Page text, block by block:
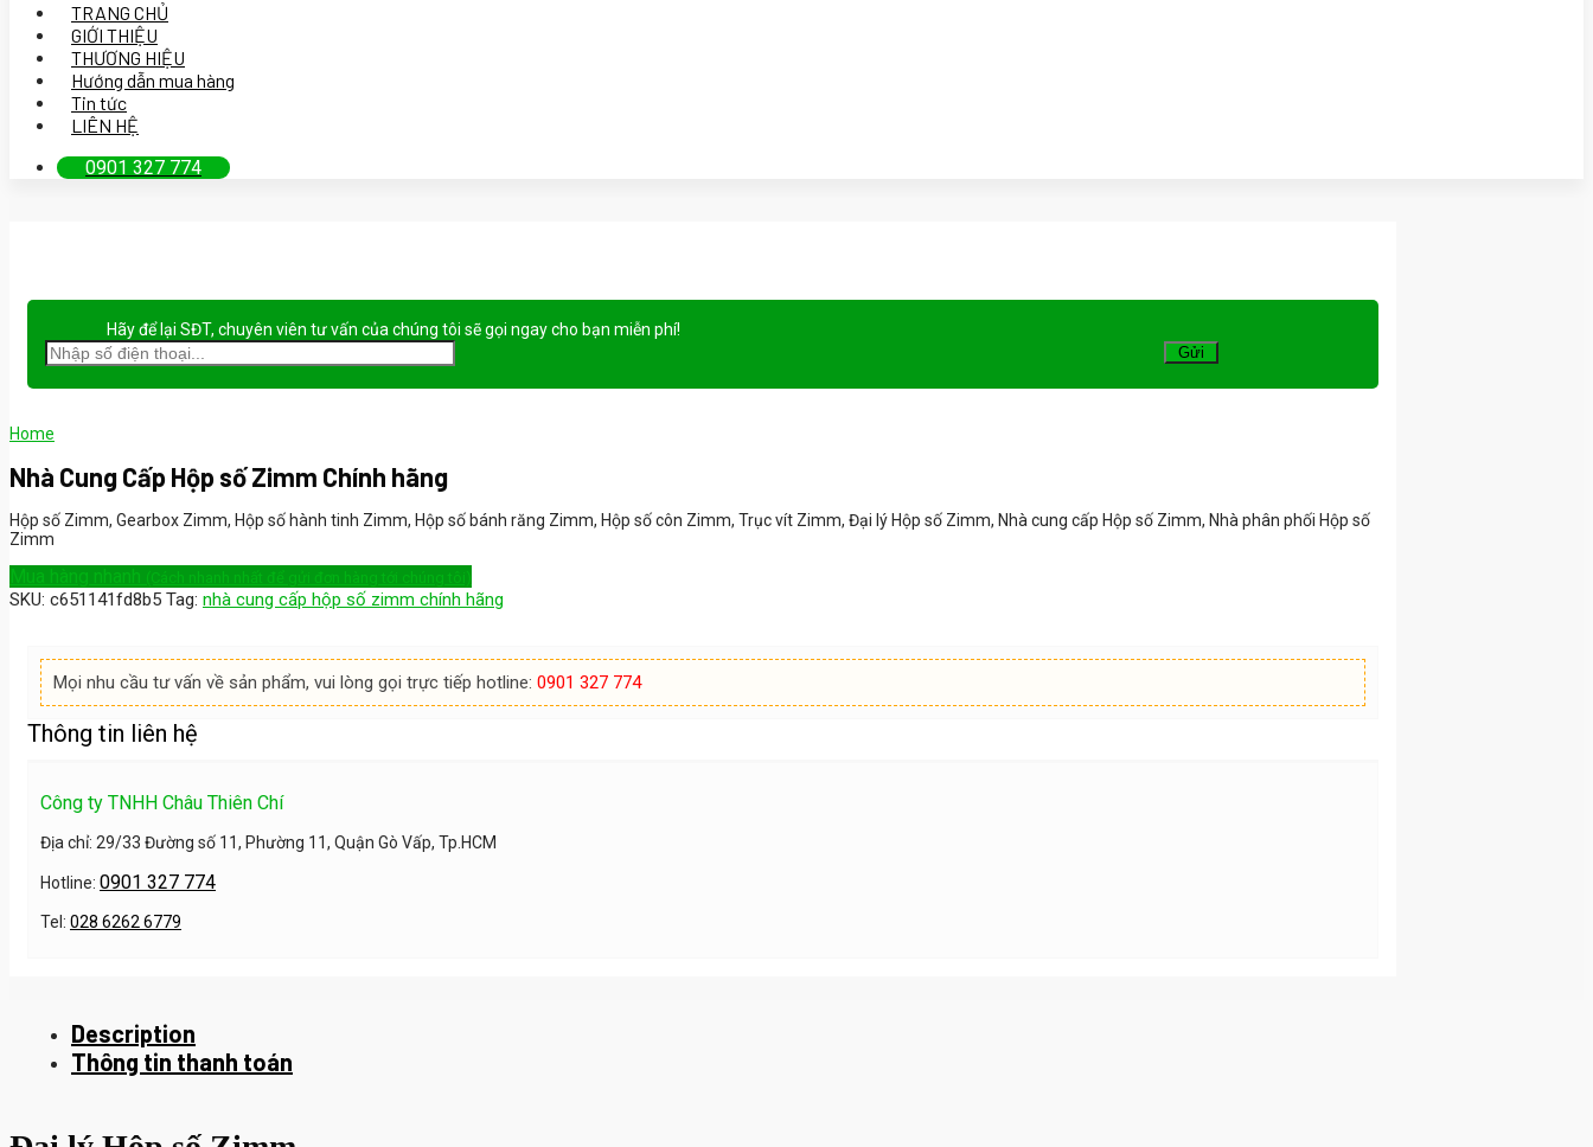
TRANG CHỦ
GIỚI THIỆU
THƯƠNG HIỆU
Hướng dẫn mua hàng
Tin tức
LIÊN HỆ
0901 327 774
Hãy để lại SĐT, chuyên viên tư vấn của chúng tôi sẽ gọi ngay cho bạn miễn phí!
Home
Nhà Cung Cấp Hộp số Zimm Chính hãng
Hộp số Zimm, Gearbox Zimm, Hộp số hành tinh Zimm, Hộp số bánh răng Zimm, Hộp số côn Zimm, Trục vít Zimm, Đại lý Hộp số Zimm, Nhà cung cấp Hộp số Zimm, Nhà phân phối Hộp số
Zimm
Mua hàng nhanh (Cách nhanh nhất để gửi đơn hàng tới chúng tôi)
SKU: c651141fd8b5 Tag: nhà cung cấp hộp số zimm chính hãng
Mọi nhu cầu tư vấn về sản phẩm, vui lòng gọi trực tiếp hotline: 0901 327 774
Thông tin liên hệ
Công ty TNHH Châu Thiên Chí
Địa chỉ: 29/33 Đường số 11, Phường 11, Quận Gò Vấp, Tp.HCM
Hotline: 0901 327 774
Tel: 028 6262 6779
Description
Thông tin thanh toán